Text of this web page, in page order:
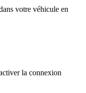
votre véhicule en
la connexion